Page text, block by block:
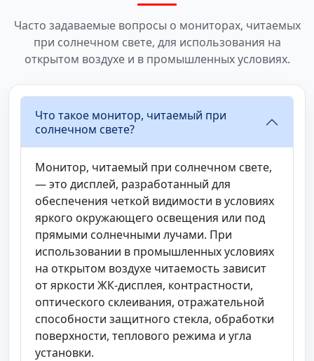
Часто задаваемые вопросы о мониторах, читаемых
при солнечном свете, для использования на
открытом воздухе и в промышленных условиях.
Что такое монитор, читаемый при
солнечном свете?
Монитор, читаемый при солнечном свете,
— это дисплей, разработанный для
обеспечения четкой видимости в условиях
яркого окружающего освещения или под
прямыми солнечными лучами. При
использовании в промышленных условиях
на открытом воздухе читаемость зависит
от яркости ЖК-дисплея, контрастности,
оптического склеивания, отражательной
способности защитного стекла, обработки
поверхности, теплового режима и угла
установки.